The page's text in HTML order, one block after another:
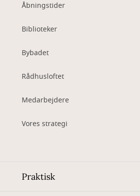
Åbningstider
Biblioteker
Bybadet
Rådhusloftet
Medarbejdere
Vores strategi
Praktisk